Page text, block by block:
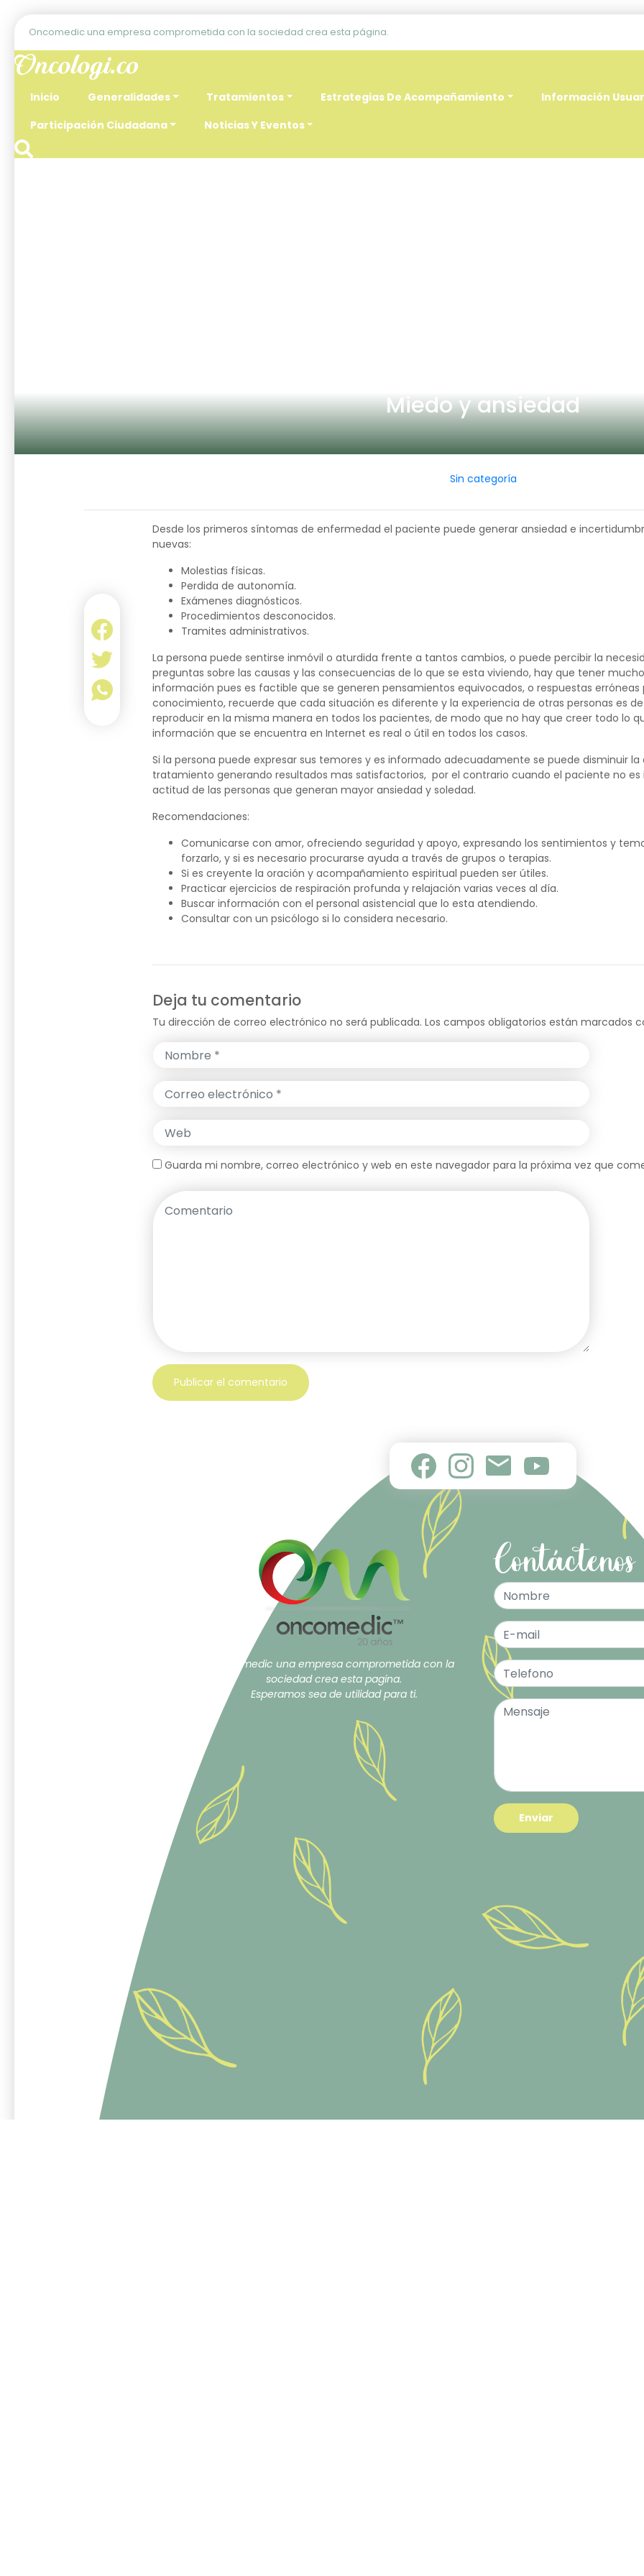
Oncomedic una empresa comprometida con la sociedad crea esta página.
Inicio Generalidades Tratamientos Estrategias De Acompañamiento Información
Participación Ciudadana
Noticias Y Eventos
Miedo y ansiedad
Sin categoría
Desde los primeros síntomas de enfermedad el paciente puede generar ansiedad e
nuevas:
Molestias físicas.
Perdida de autonomía.
Exámenes diagnósticos.
Procedimientos desconocidos.
Tramites administrativos.
La persona puede sentirse inmóvil o aturdida frente a tantos cambios, o puede percibir la
preguntas sobre las causas y las consecuencias de lo que se esta viviendo, hay que tener
información pues es factible que se generen pensamientos equivocados, o respuestas
conocimiento, recuerde que cada situación es diferente y la experiencia de otras personas es
reproducir en la misma manera en todos los pacientes, de modo que no hay que creer todo lo
información que se encuentra en Internet es real o útil en todos los casos.
Si la persona puede expresar sus temores y es informado adecuadamente se puede disminuir
tratamiento generando resultados mas satisfactorios, por el contrario cuando el paciente no
actitud de las personas que generan mayor ansiedad y soledad.
Recomendaciones:
Comunicarse con amor, ofreciendo seguridad y apoyo, expresando los sentimientos y
forzarlo, y si es necesario procurarse ayuda a través de grupos o terapias.
Si es creyente la oración y acompañamiento espiritual pueden ser útiles.
Practicar ejercicios de respiración profunda y relajación varias veces al día.
Buscar información con el personal asistencial que lo esta atendiendo.
Consultar con un psicólogo si lo considera necesario.
Deja tu comentario
Tu dirección de correo electrónico no será publicada. Los campos obligatorios están marcados
Guarda mi nombre, correo electrónico y web en este navegador para la próxima vez que
Oncomedic una empresa comprometida con la
sociedad crea esta pagina.
Esperamos sea de utilidad para ti.
Contáctenos